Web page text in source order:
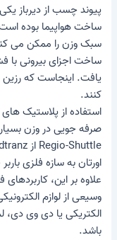
پیوند چسب از دیرباز
ساخت هواپیما بوده
سبک وزن را ممکن می
ساخت اجزای بیرونی با
یافت. اینجاست که رزین
کنند.
استفاده از پلاستیک
صرفه جویی در وزن
اورتان به سازه فلزی
علاوه بر این،
وسیعی از لوازم
الکتریکی یا دی وی
باشد.